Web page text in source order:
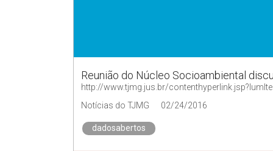
Reunião do Núcleo Socioambiental
http://www.tjmg.jus.br/
Notícias do TJMG
02/24/2016
dadosabertos